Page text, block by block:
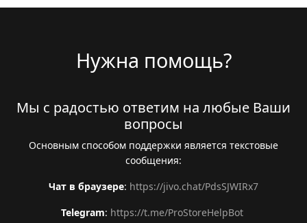
Нужна помощь?
Мы с радостью ответим на любые Ваши
вопросы
Основным способом поддержки является текстовые
сообщения:
Чат в браузере: https://jivo.chat/PdsSJWIRx7
Telegram: https://t.me/ProStoreHelpBot